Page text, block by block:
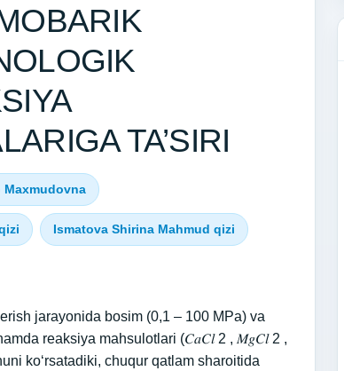
TA’SIRI
Ismatova Shirina Mahmud qizi
jarayonida bosim (0,1 – 100 MPa) va
reaksiya mahsulotlari (𝐶𝑎𝐶𝑙 2 , 𝑀𝑔𝐶𝑙 2 ,
ko‘rsatadiki, chuqur qatlam sharoitida